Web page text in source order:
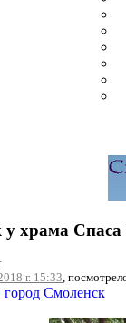
у храма
г. 15:33,
город Смоленск